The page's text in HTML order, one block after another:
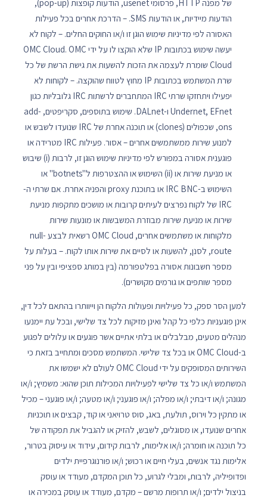
של מפנה HTTP, פרסומי usenet, הודעות קופצות (pop-up),
הודעות מיידיות, או הודעות SMS. – הדרכת אחרים בכל פעילות
האסורה לפי מדיניות שימוש הוגן זו ו/או החוקים החלים. – לקוח לא
יעשה שימוש בכתובות IP שלא הוקצו לו על ידי OMC Cloud. OMC
Cloud שומרת לעצמה את הזכות להשעות את גישת הרשת של כל
שרת המשתמש בכתובות IP מחוץ לטווח שהוקצה. – לקוחות לא
יפעילו ויתחזקו שרתי IRC המתחברים לרשתות IRC גלובליות כגון
Undernet, EFnet ו-DALnet. שימוש בתוספים, סקריפטים, add-
ons, שכפולים (clones) או תוכנה אחרת של IRC שנועדו לשבש או
למנוע שירות ממשתמשים אחרים – אסור. פעילות IRC מטרידה או
פוגענית אסורה במפורש לפי מדיניות שימוש הוגן זו, לרבות (i) שיבוש
או מניעת שירות או (ii) השימוש או ההצטרפות ל"botnets" או
השימוש ב-IRC BNC או בתוכנת proxy והפניה אחרת. אם שרתי ה-
IRC של לקוח נפרצים לעיתים קרובות או מושכים מתקפות מניעת
שירות או מניעת שירות מבוזרת המשבשות או מונעות שירות
מלקוחות או משתמשים אחרים, OMC Cloud רשאית לבצע null-
route, לסנן, להשעות או לסיים את שירות אותו לקוח. – בעלות על
מספר חשבונות אסורה בפלטפורמה (בין במותג ספציפי ובין על פני
מספר שותפים או גורמים מקושרים).
למען הסר ספק, כל פעילויות ופעולות הלקוח הן וייוותרו בהתאם לכל דין,
אינן פוגעניות כלפי כל קהל ואינן מזיקות לכל צד שלישי, ובכל עת יימנעו
מנהלים מטעים, מבלבלים או בלתי אתיים אשר פוגעים או עלולים לפגוע
ב-OMC Cloud או בכל צד שלישי. המשתמש מסכים ומתחייב בזאת כי
השירותים המסופקים על ידי OMC Cloud לעולם לא ישמשו את
המשתמש ו/או כל צד שלישי לפעילויות המכילות תוכן שהוא: משמיץ; ו/או
מגונה; ו/או דיבתי; ו/או מפלה; ו/או פוגעני; ו/או מטעה; ו/או פוגעני – מכיל
או מתקין כל וירוס, תולעת, באג, סוס טרויאני או קוד, קבצים או תוכניות
אחרים שנועדו, או מסוגלים, לשבש, להזיק או להגביל את תפקודה של
כל תוכנה או חומרה; ו/או אלימות, לרבות קידום, עידוד או עיסוק בטרור,
אלימות נגד אנשים, בעלי חיים או רכוש; ו/או פורנוגרפיית ילדים
ופדופיליה, לרבות, ומבלי לגרוע, כל תוכן המקדם, מעודד או עוסק
בניצול ילדים; ו/או תרופות מרשם – מקדם, מעודד או עוסק במכירה או